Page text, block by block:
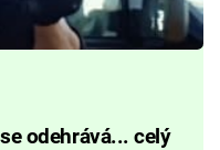
odehrává... celý